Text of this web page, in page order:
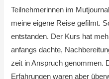
Teilnehmerinnen im
meine eigene Reise gefilmt.
entstanden. Der Kurs hat
anfangs dachte,
zeit in Anspruch genommen.
Erfahrungen waren aber